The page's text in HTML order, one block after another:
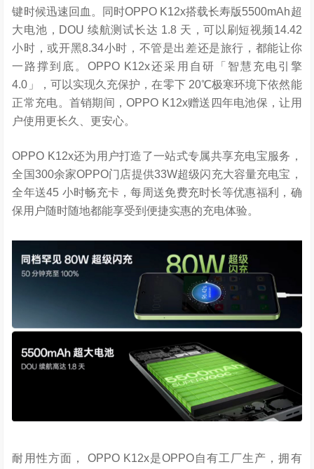
键时候迅速回血。同时OPPO K12x搭载长寿版5500mAh超
大电池，DOU 续航测试长达 1.8 天，可以刷短视频14.42
小时，或开黑8.34小时，不管是出差还是旅行，都能让你
一路撑到底。OPPO K12x还采用自研「智慧充电引擎
4.0」，可以实现久充保护，在零下 20℃极寒环境下依然能
正常充电。首销期间，OPPO K12x赠送四年电池保，让用
户使用更长久、更安心。
OPPO K12x还为用户打造了一站式专属共享充电宝服务，
全国300余家OPPO门店提供33W超级闪充大容量充电宝，
全年送45 小时畅充卡，每周送免费充时长等优惠福利，确
保用户随时随地都能享受到便捷实惠的充电体验。
耐用性方面， OPPO K12x是OPPO自有工厂生产，拥有